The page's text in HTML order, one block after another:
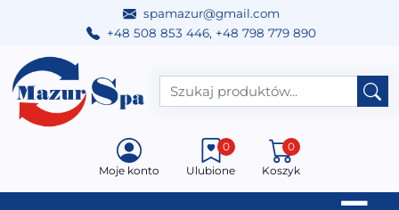
spamazur@gmail.com
+48 508 853 446, +48 798 779 890
Przejdź do treści
Main Navigation
Moje konto Ulubione
0
Koszyk
0